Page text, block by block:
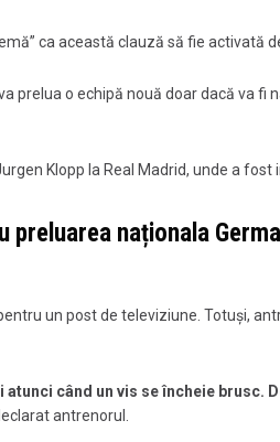
ca această clauză să fie activată
prelua o echipă nouă doar dacă va fi
Klopp la Real Madrid, unde a
naționala
un post de televiziune. Totuși,
când un vis se încheie brusc.
antrenorul.